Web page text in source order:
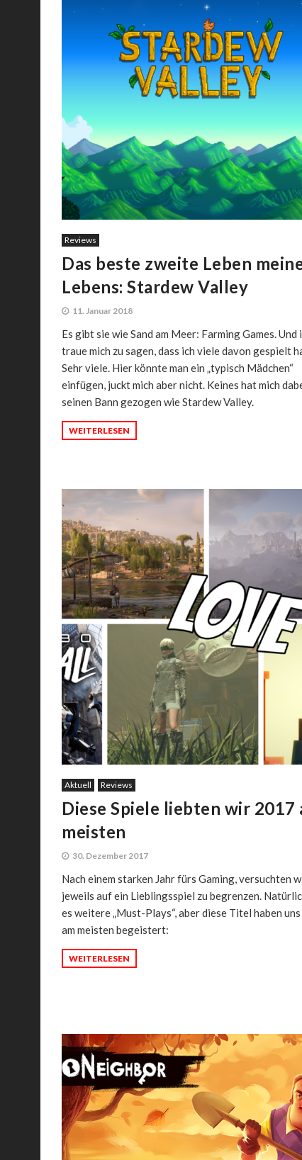
Reviews
Das beste zweite Leben
Lebens: Stardew Valley
11. Januar 2018
Es gibt sie wie Sand am Meer: Farming Games. Und
traue mich zu sagen, dass ich viele davon gespielt
Sehr viele. Hier könnte man ein „typisch Mädchen“
einfügen, juckt mich aber nicht. Keines hat mich
seinen Bann gezogen wie Stardew Valley.
WEITERLESEN
Aktuell Reviews
Diese Spiele liebten wir 2017
meisten
30. Dezember 2017
Nach einem starken Jahr fürs Gaming, versuchten
jeweils auf ein Lieblingsspiel zu begrenzen.
es weitere „Must-Plays“, aber diese Titel haben
am meisten begeistert:
WEITERLESEN